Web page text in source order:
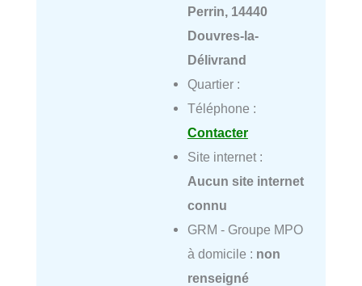
Perrin, 14440
Douvres-la-
Délivrand
Quartier :
Téléphone :
Contacter
Site internet :
Aucun site internet
connu
GRM - Groupe MPO
à domicile : non
renseigné